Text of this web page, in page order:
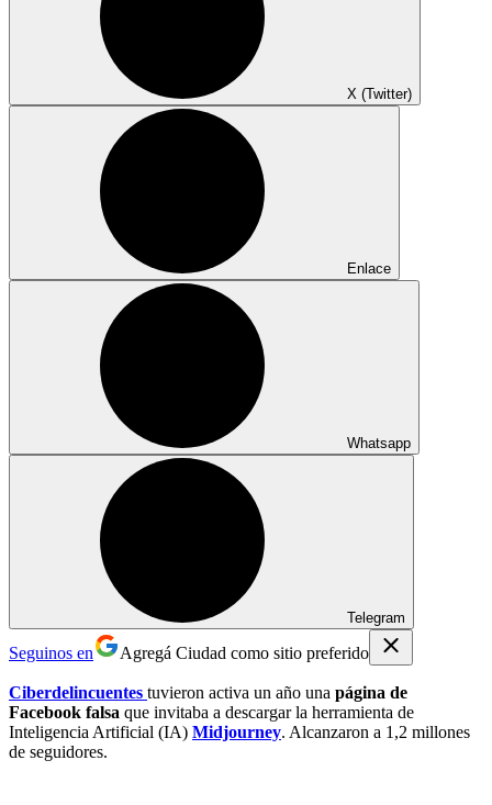
X (Twitter)
Enlace
Whatsapp
Telegram
Seguinos en Agregá Ciudad como sitio preferido
Ciberdelincuentes tuvieron activa un año una página de
Facebook falsa que invitaba a descargar la herramienta de
Inteligencia Artificial (IA) Midjourney. Alcanzaron a 1,2 millones
de seguidores.